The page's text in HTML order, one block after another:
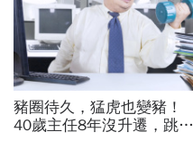
豬圈待久，猛虎也變豬！
40歲主任8年沒升遷，跳槽